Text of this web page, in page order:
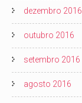
dezembro 2016
outubro 2016
setembro 2016
agosto 2016